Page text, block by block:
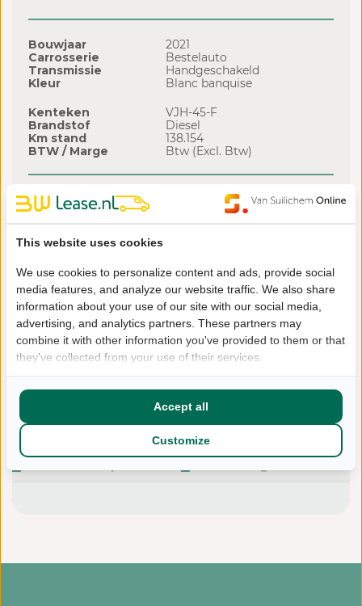
This website uses cookies
We use cookies to personalize content and ads, provide social
media features, and analyze our website traffic. We also share
information about your use of our site with our social media,
advertising, and analytics partners. These partners may
combine it with other information you've provided to them or that
they've collected from your use of their services.
Customize
Accept all
Bouwjaar
2021
Carrosserie
Bestelauto
Transmissie
Handgeschakeld
Kleur
Blanc banquise
Kenteken
VJH-45-F
Brandstof
Diesel
Km stand
138.154
BTW / Marge
Btw (Excl. Btw)
Financial lease offerte
Looptijd
72 mnd
48 mnd
36 mnd
Slottermijn
€ 2.722
€ 2.722
€ 2.722
€ 223,68/ mnd
€ 280,16 / mnd
Of bekijk hier onze volledige voorraad